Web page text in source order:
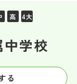
高 4大
学校
る